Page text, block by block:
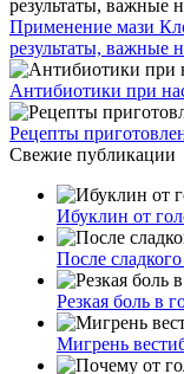
Применение мази
результаты, важные
Антибиотики при
Рецепты
Свежие публикации
Ибуклин от
После
Резкая боль в
Мигрень